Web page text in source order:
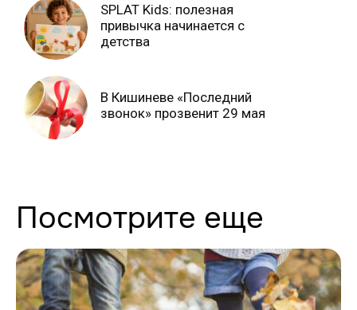
SPLAT Kids: полезная
привычка начинается с
детства
В Кишиневе «Последний
звонок» прозвенит 29 мая
Посмотрите еще